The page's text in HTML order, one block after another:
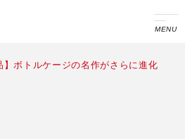
MENU
】ボトルケージの名作がさらに進化